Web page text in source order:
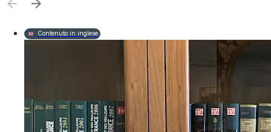
Contenuto in inglese